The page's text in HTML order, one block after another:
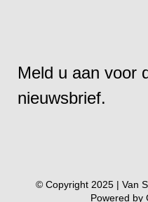
Meld u aan voor
nieuwsbrief.
© Copyright 2025 | Van
Powered by